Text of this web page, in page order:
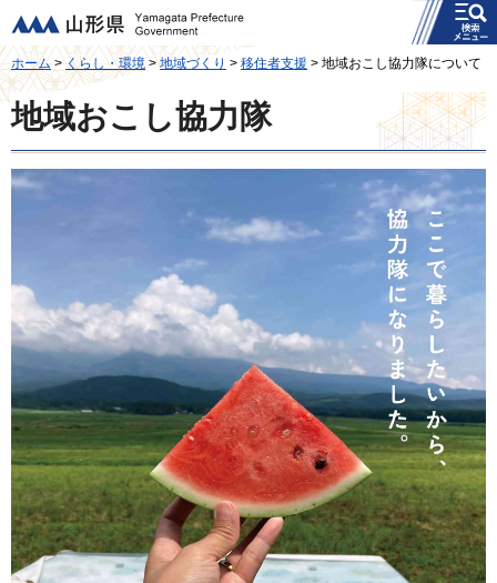
山形県
メニュー
ホーム>くらし・環境 >地域づくり > 移住者支援 > 地域おこし協力隊について
地域おこし協力隊